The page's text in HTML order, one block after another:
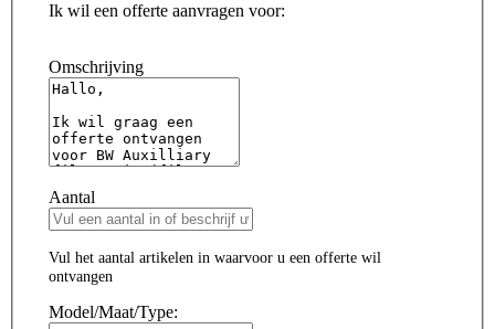
Ik wil een offerte aanvragen voor:
Omschrijving
Aantal
Vul het aantal artikelen in waarvoor u een offerte wil
ontvangen
Model/Maat/Type: